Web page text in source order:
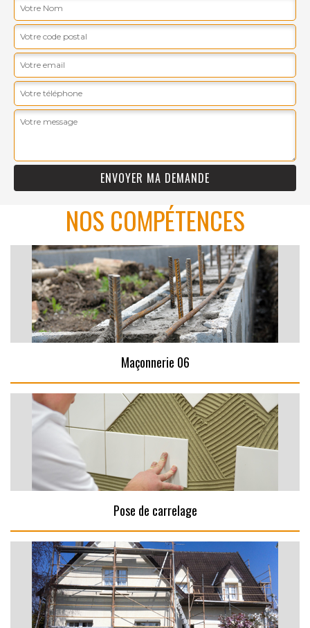
NOS COMPÉTENCES
Maçonnerie 06
Pose de carrelage